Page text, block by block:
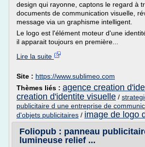
design qui rayonne, captons le regard à
documents de communication visuelle,
message via un graphisme intelligent.
Le logo est l'élément moteur d'une
il apparait toujours en première...
Lire la suite
Site : https://www.sublimeo.com
Thèmes liés : agence creation
creation d'identite visuelle /
publicitaire d une entreprise de
d'objets publicitaires / image de logo
Foliopub : panneau
lumineuse relief ...